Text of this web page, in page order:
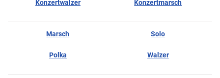
Konzertwalzer Konzertmarsch
Marsch Solo
Polka Walzer